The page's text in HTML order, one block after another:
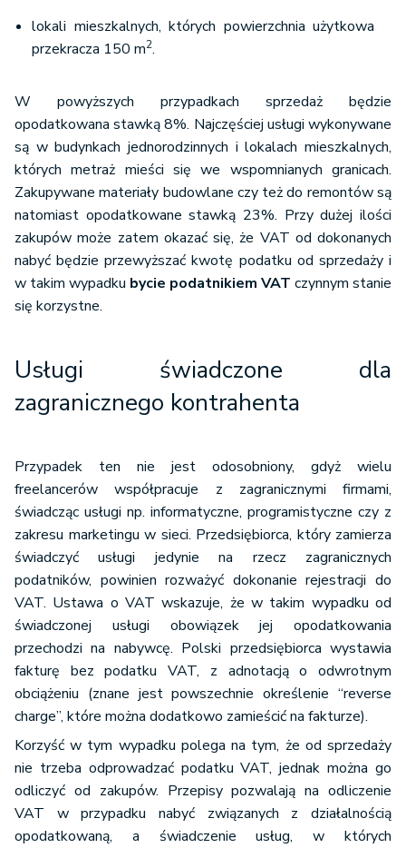
lokali mieszkalnych, których powierzchnia użytkowa
przekracza 150 m2.
W powyższych przypadkach sprzedaż będzie
opodatkowana stawką 8%. Najczęściej usługi wykonywane
są w budynkach jednorodzinnych i lokalach mieszkalnych,
których metraż mieści się we wspomnianych granicach.
Zakupywane materiały budowlane czy też do remontów są
natomiast opodatkowane stawką 23%. Przy dużej ilości
zakupów może zatem okazać się, że VAT od dokonanych
nabyć będzie przewyższać kwotę podatku od sprzedaży i
w takim wypadku bycie podatnikiem VAT czynnym stanie
się korzystne.
Usługi świadczone dla
zagranicznego kontrahenta
Przypadek ten nie jest odosobniony, gdyż wielu
freelancerów współpracuje z zagranicznymi firmami,
świadcząc usługi np. informatyczne, programistyczne czy z
zakresu marketingu w sieci. Przedsiębiorca, który zamierza
świadczyć usługi jedynie na rzecz zagranicznych
podatników, powinien rozważyć dokonanie rejestracji do
VAT. Ustawa o VAT wskazuje, że w takim wypadku od
świadczonej usługi obowiązek jej opodatkowania
przechodzi na nabywcę. Polski przedsiębiorca wystawia
fakturę bez podatku VAT, z adnotacją o odwrotnym
obciążeniu (znane jest powszechnie określenie “reverse
charge”, które można dodatkowo zamieścić na fakturze).
Korzyść w tym wypadku polega na tym, że od sprzedaży
nie trzeba odprowadzać podatku VAT, jednak można go
odliczyć od zakupów. Przepisy pozwalają na odliczenie
VAT w przypadku nabyć związanych z działalnością
opodatkowaną, a świadczenie usług, w których